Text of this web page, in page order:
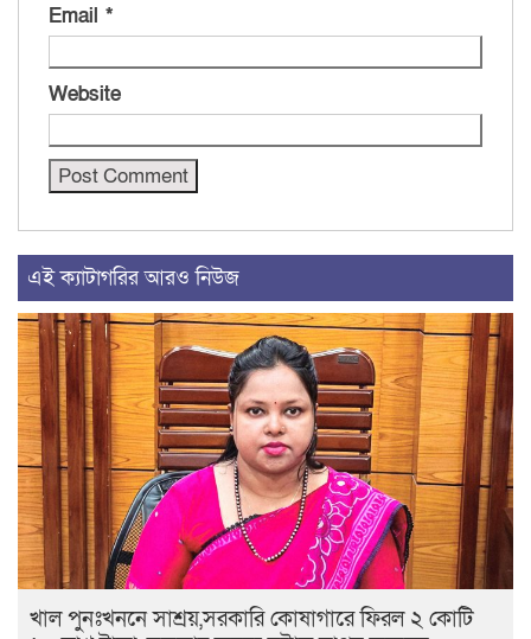
Email *
Website
এই ক্যাটাগরির আরও নিউজ
খাল পুনঃখননে সাশ্রয়,সরকারি কোষাগারে ফিরল ২ কোটি